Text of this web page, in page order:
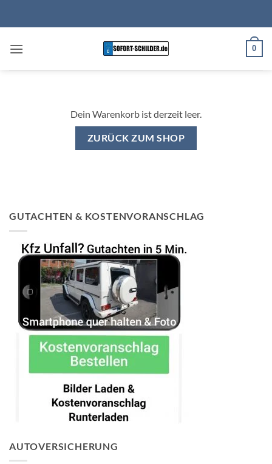
0
Dein Warenkorb ist derzeit leer.
ZURÜCK ZUM SHOP
GUTACHTEN & KOSTENVORANSCHLAG
AUTOVERSICHERUNG